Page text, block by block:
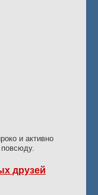
и активно
друзей